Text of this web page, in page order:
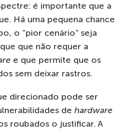
é importante que a
Há uma pequena chance
o “pior cenário” seja
que não requer a
e que permite que os
sem deixar rastros.
direcionado pode ser
de hardware
roubados o justificar. A